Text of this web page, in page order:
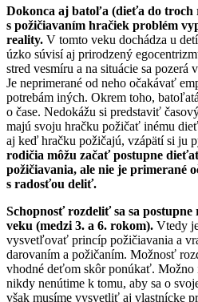
Dokonca aj batoľa (dieťa do troch
s požičiavaním hračiek problém
reality. V tomto veku dochádza u
úzko súvisí aj prirodzený
stred vesmíru a na situácie sa pozerá
Je neprimerané od neho očakávať
potrebám iných. Okrem toho,
o čase. Nedokážu si predstaviť
majú svoju hračku požičať inému
aj keď hračku požičajú, vzápätí si ju
rodičia môžu začať postupne
požičiavania, ale nie je primerané
s radosťou deliť.
Schopnosť rozdeliť sa sa
veku (medzi 3. a 6. rokom). Vtedy
vysvetľovať princíp požičiavania a
darovaním a požičaním. Možnosť
vhodné deťom skôr ponúkať.
nikdy nenútime k tomu, aby sa o
však musíme vysvetliť aj vlastnícke